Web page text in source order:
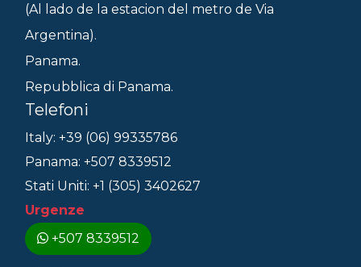
(Al lado de la estacion del metro de Via
Argentina).
Panama.
Repubblica di Panama.
Telefoni
Italy: +39 (06) 99335786
Panama: +507 8339512
Stati Uniti: +1 (305) 3402627
Urgenze
+507 8339512